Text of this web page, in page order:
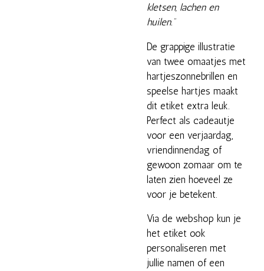
kletsen, lachen en
huilen.”
De grappige illustratie
van twee omaatjes met
hartjeszonnebrillen en
speelse hartjes maakt
dit etiket extra leuk.
Perfect als cadeautje
voor een verjaardag,
vriendinnendag of
gewoon zomaar om te
laten zien hoeveel ze
voor je betekent.
Via de webshop kun je
het etiket ook
personaliseren met
jullie namen of een